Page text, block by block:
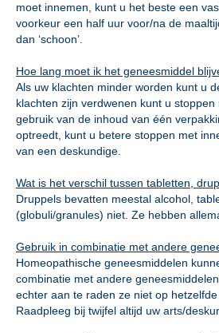
moet innemen, kunt u het beste een
voorkeur een half uur voor/na de
dan ‘schoon’.
Hoe lang moet ik het geneesmiddel
Als uw klachten minder worden kunt u
klachten zijn verdwenen kunt u
gebruik van de inhoud van één
optreedt, kunt u betere stoppen met
van een deskundige.
Wat is het verschil tussen tabletten,
Druppels bevatten meestal alcohol,
(globuli/granules) niet. Ze hebben
Gebruik in combinatie met andere
Homeopathische geneesmiddelen
combinatie met andere
echter aan te raden ze niet op
Raadpleeg bij twijfel altijd uw arts/